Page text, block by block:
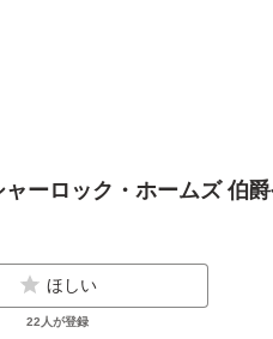
ャーロック・ホームズ 伯
ほしい
22 人が登録